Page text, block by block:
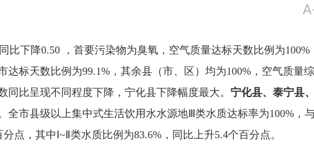
下降0.50 ，首要污染物为臭氧，空气质量达标天数比例为100%
标天数比例为99.1%，其余县（市、区）均为100%，空气质量
比呈现不同程度下降，宁化县下降幅度最大。 宁化县、泰宁县
全市县级以上集中式生活饮用水水源地Ⅲ类水质达标率为100%，
点，其中Ⅰ~Ⅱ类水质比例为83.6%，同比上升5.4个百分点。